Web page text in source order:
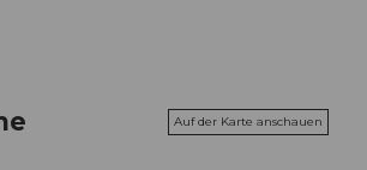
Auf der Karte anschauen